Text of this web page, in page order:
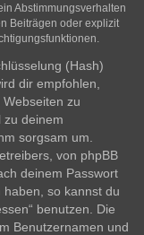
Abstimmungsverhalten
Beiträgen oder explizit
(Hash)
dir empfohlen,
zu
zu deinem
sorgsam um.
von phpBB
deinem Passwort
so kannst du
benutzen. Die
Benutzernamen und